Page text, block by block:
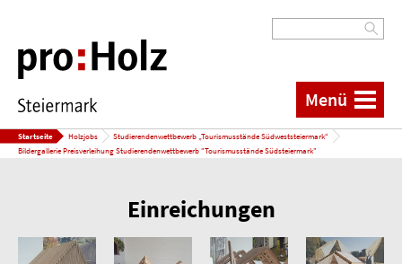
Menü
Startseite Holzjobs
Studierendenwettbewerb „Tourismusstände Südweststeiermark“
Bildergallerie Preisverleihung Studierendenwettbewerb "Tourismusstände Südsteiermark"
Einreichungen